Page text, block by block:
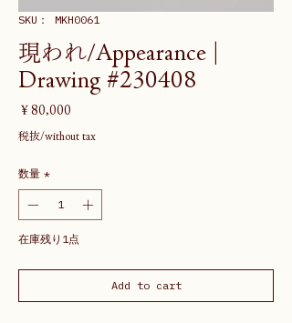
SKU： MKH0061
現われ/Appearance |
Drawing #230408
￥80,000
税抜/without tax
数量 *
在庫残り1点
Add to cart